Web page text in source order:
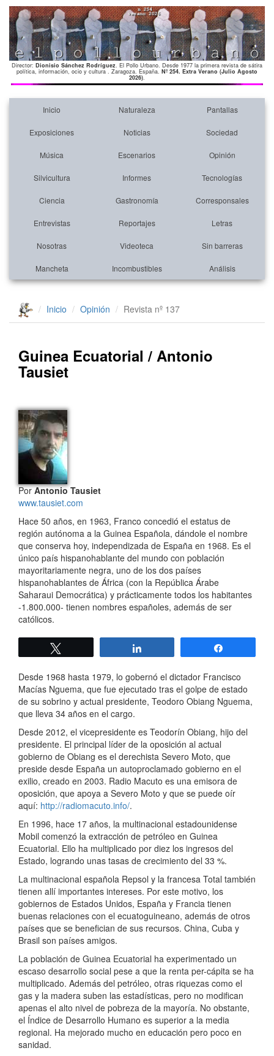
Director: Dionisio Sánchez Rodríguez. El Pollo Urbano. Desde 1977 la primera revista de sátira
política, información, ocio y cultura . Zaragoza. España. Nº 254. Extra Verano (Julio Agosto
2026).
Inicio Naturaleza Pantallas
Exposiciones Noticias Sociedad
Música Escenarios Opinión
Silvicultura Informes Tecnologías
Ciencia Gastronomía Corresponsales
Entrevistas Reportajes Letras
Nosotras Videoteca Sin barreras
Mancheta Incombustibles Análisis
Inicio Opinión Revista nº 137
Guinea Ecuatorial / Antonio
Tausiet
PorAntonio Tausiet
www.tausiet.com
Hace 50 años, en 1963, Franco concedió el estatus de
región autónoma a la Guinea Española, dándole el nombre
que conserva hoy, independizada de España en 1968. Es el
único país hispanohablante del mundo con población
mayoritariamente negra, uno de los dos países
hispanohablantes de África (con la República Árabe
Saharaui Democrática) y prácticamente todos los habitantes
-1.800.000- tienen nombres españoles, además de ser
católicos.
Desde 1968 hasta 1979, lo gobernó el dictador Francisco
Macías Nguema, que fue ejecutado tras el golpe de estado
de su sobrino y actual presidente, Teodoro Obiang Nguema,
que lleva 34 años en el cargo.
Desde 2012, el vicepresidente es Teodorín Obiang, hijo del
presidente. El principal líder de la oposición al actual
gobierno de Obiang es el derechista Severo Moto, que
preside desde España un autoproclamado gobierno en el
exilio, creado en 2003. Radio Macuto es una emisora de
oposición, que apoya a Severo Moto y que se puede oír
aquí: http://radiomacuto.info/.
En 1996, hace 17 años, la multinacional estadounidense
Mobil comenzó la extracción de petróleo en Guinea
Ecuatorial. Ello ha multiplicado por diez los ingresos del
Estado, logrando unas tasas de crecimiento del 33 %.
La multinacional española Repsol y la francesa Total también
tienen allí importantes intereses. Por este motivo, los
gobiernos de Estados Unidos, España y Francia tienen
buenas relaciones con el ecuatoguineano, además de otros
países que se benefician de sus recursos. China, Cuba y
Brasil son países amigos.
La población de Guinea Ecuatorial ha experimentado un
escaso desarrollo social pese a que la renta per-cápita se ha
multiplicado. Además del petróleo, otras riquezas como el
gas y la madera suben las estadísticas, pero no modifican
apenas el alto nivel de pobreza de la mayoría. No obstante,
el Índice de Desarrollo Humano es superior a la media
regional. Ha mejorado mucho en educación pero poco en
sanidad.